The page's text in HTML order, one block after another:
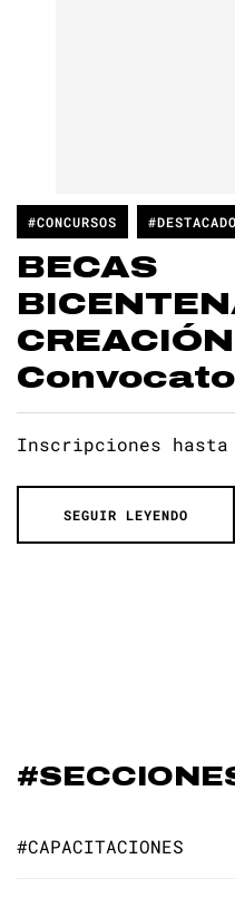
#CONCURSOS
BECAS
Inscripciones
SEGUIR LEYENDO
#CAPACITACIONES